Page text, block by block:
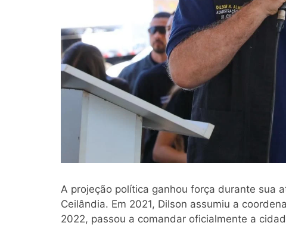
A projeção política ganhou força durante sua
Ceilândia. Em 2021, Dilson assumiu a
2022, passou a comandar oficialmente a